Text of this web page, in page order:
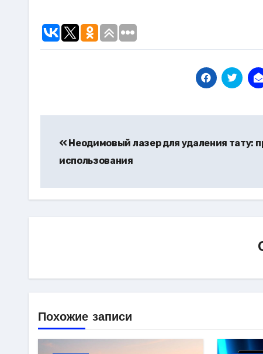
по
записям
Неодимовый лазер для удаления тату:
использования
Похожие записи